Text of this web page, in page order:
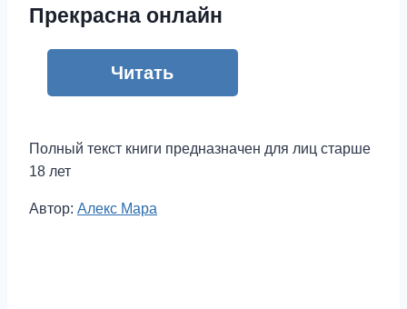
Прекрасна онлайн
Читать
Полный текст книги предназначен для лиц старше
18 лет
Метки
Автор: Алекс Мара